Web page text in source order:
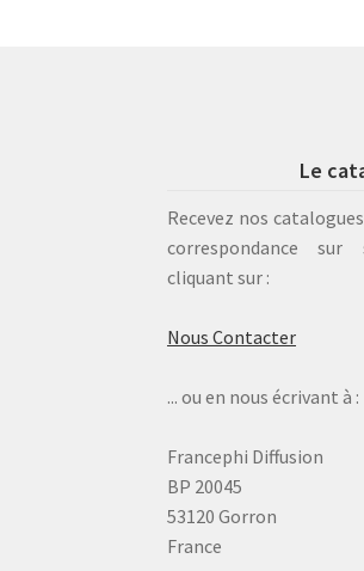
Le
Recevez nos
correspondance
cliquant sur :
Nous Contacter
... ou en nous écrivant à :
Francephi Diffusion
BP 20045
53120 Gorron
France